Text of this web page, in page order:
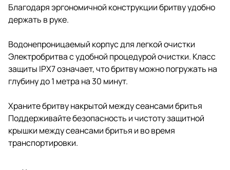
Благодаря эргономичной конструкции бритву удобно
держать в руке.
Водонепроницаемый корпус для легкой очистки
Электробритва с удобной процедурой очистки. Класс
защиты IPX7 означает, что бритву можно погружать на
глубину до 1 метра на 30 минут.
Храните бритву накрытой между сеансами бритья
Поддерживайте безопасность и чистоту защитной
крышки между сеансами бритья и во время
транспортировки.